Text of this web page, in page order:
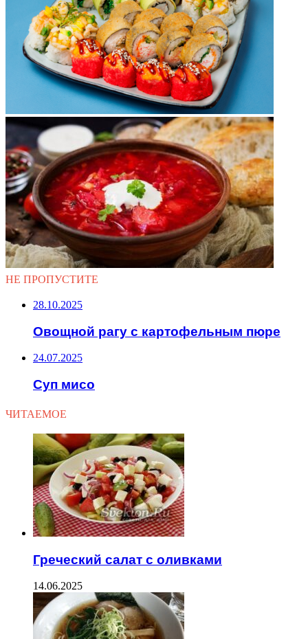
НЕ ПРОПУСТИТЕ
28.10.2025
Овощной рагу с картофельным пюре
24.07.2025
Суп мисо
ЧИТАЕМОЕ
Греческий салат с оливками
14.06.2025